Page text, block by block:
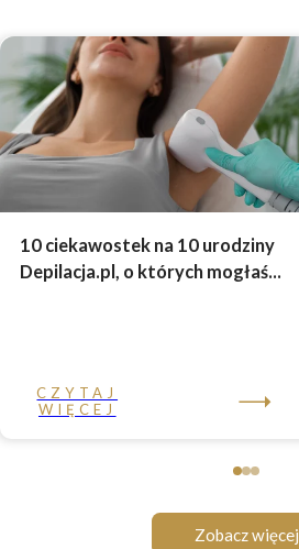
10 ciekawostek na 10 urodziny
Depilacja.pl, o których mogłaś...
CZYTAJ
WIĘCEJ
Zobacz więcej